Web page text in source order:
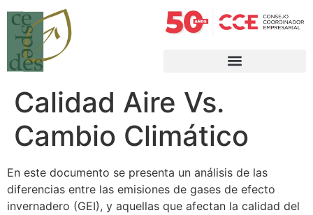
Calidad Aire Vs.
Cambio Climático
En este documento se presenta un análisis de las
diferencias entre las emisiones de gases de efecto
invernadero (GEI), y aquellas que afectan la calidad del